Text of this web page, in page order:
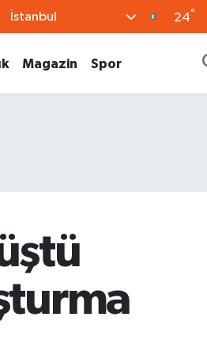
İstanbul 24°
Magazin Spor